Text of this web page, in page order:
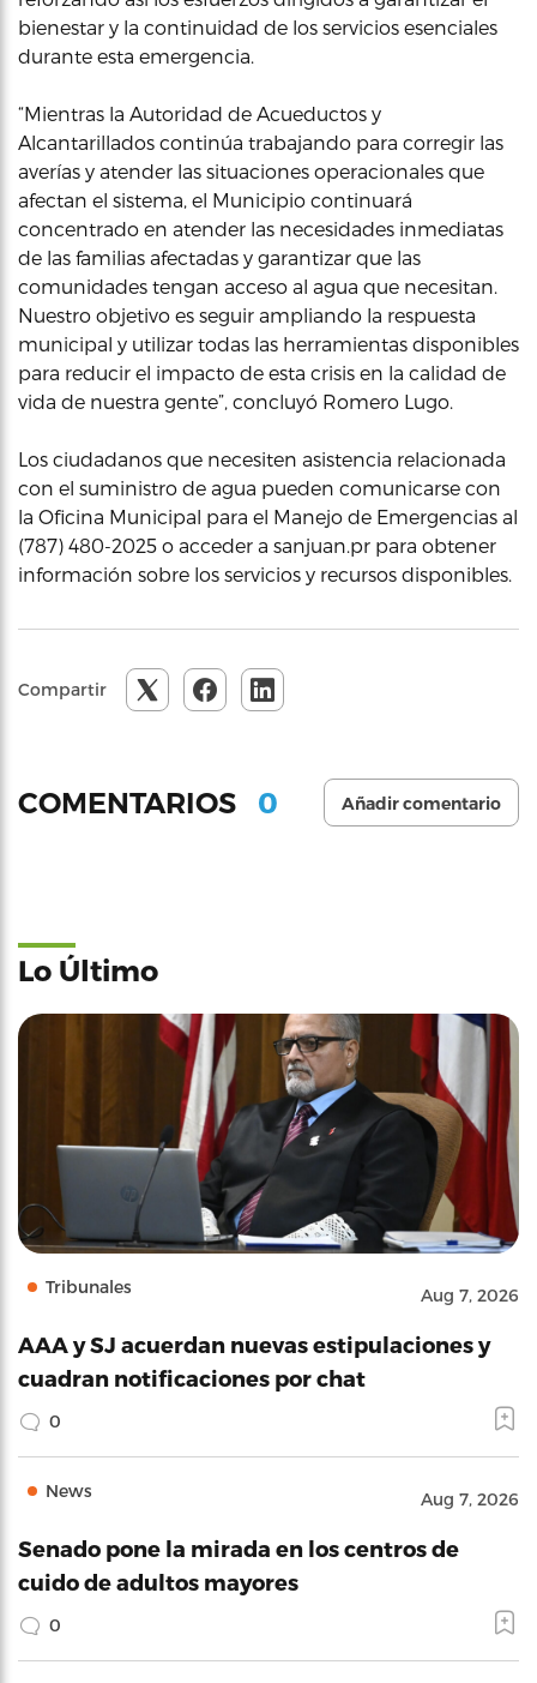
bienestar y la continuidad de los servicios esenciales
durante esta emergencia.
“Mientras la Autoridad de Acueductos y
Alcantarillados continúa trabajando para corregir las
averías y atender las situaciones operacionales que
afectan el sistema, el Municipio continuará
concentrado en atender las necesidades inmediatas
de las familias afectadas y garantizar que las
comunidades tengan acceso al agua que necesitan.
Nuestro objetivo es seguir ampliando la respuesta
municipal y utilizar todas las herramientas disponibles
para reducir el impacto de esta crisis en la calidad de
vida de nuestra gente”, concluyó Romero Lugo.
Los ciudadanos que necesiten asistencia relacionada
con el suministro de agua pueden comunicarse con
la Oficina Municipal para el Manejo de Emergencias al
(787) 480-2025 o acceder a sanjuan.pr para obtener
información sobre los servicios y recursos disponibles.
Compartir
COMENTARIOS 0 Añadir comentario
Lo Último
Tribunales Aug 7, 2026
AAA y SJ acuerdan nuevas estipulaciones y
cuadran notificaciones por chat
0
News Aug 7, 2026
Senado pone la mirada en los centros de
cuido de adultos mayores
0